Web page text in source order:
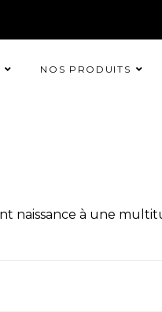
NOS PRODUITS
naissance à une